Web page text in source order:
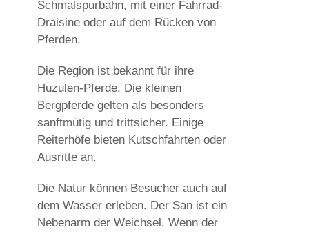
Schmalspurbahn, mit einer Fahrrad-
Draisine oder auf dem Rücken von
Pferden.
Die Region ist bekannt für ihre
Huzulen-Pferde. Die kleinen
Bergpferde gelten als besonders
sanftmütig und trittsicher. Einige
Reiterhöfe bieten Kutschfahrten oder
Ausritte an.
Die Natur können Besucher auch auf
dem Wasser erleben. Der San ist ein
Nebenarm der Weichsel. Wenn der